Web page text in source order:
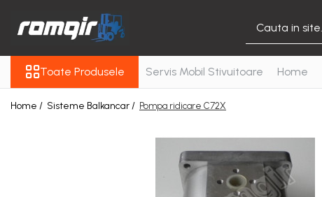
Toate Produsele
Piese MotorToate Produsele Servis Mobil Stivuitoare Home
Home / Sisteme Balkancar / Pompa ridicare C72X